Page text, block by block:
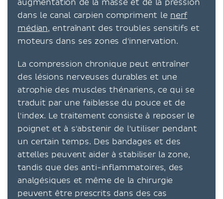
augmentation de la masse et de la pression
dans le canal carpien compriment le nerf
médian, entraînant des troubles sensitifs et
moteurs dans ses zones d'innervation.
La compression chronique peut entraîner
des lésions nerveuses durables et une
atrophie des muscles thénariens, ce qui se
traduit par une faiblesse du pouce et de
l'index. Le traitement consiste à reposer le
poignet et à s'abstenir de l'utiliser pendant
un certain temps. Des bandages et des
attelles peuvent aider à stabiliser la zone,
tandis que des anti-inflammatoires, des
analgésiques et même de la chirurgie
peuvent être prescrits dans des cas